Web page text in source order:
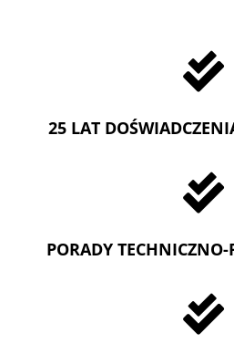

25 LAT

PORADY
